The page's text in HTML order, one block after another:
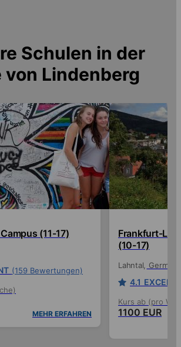
Schulen in der
von Lindenberg
(11-17)
(159 Bewertungen)
MEHR ERFAHREN
Frankfurt-
(10-17)
Lahntal Germany
4.1
Kurs ab (pro
1100 EUR